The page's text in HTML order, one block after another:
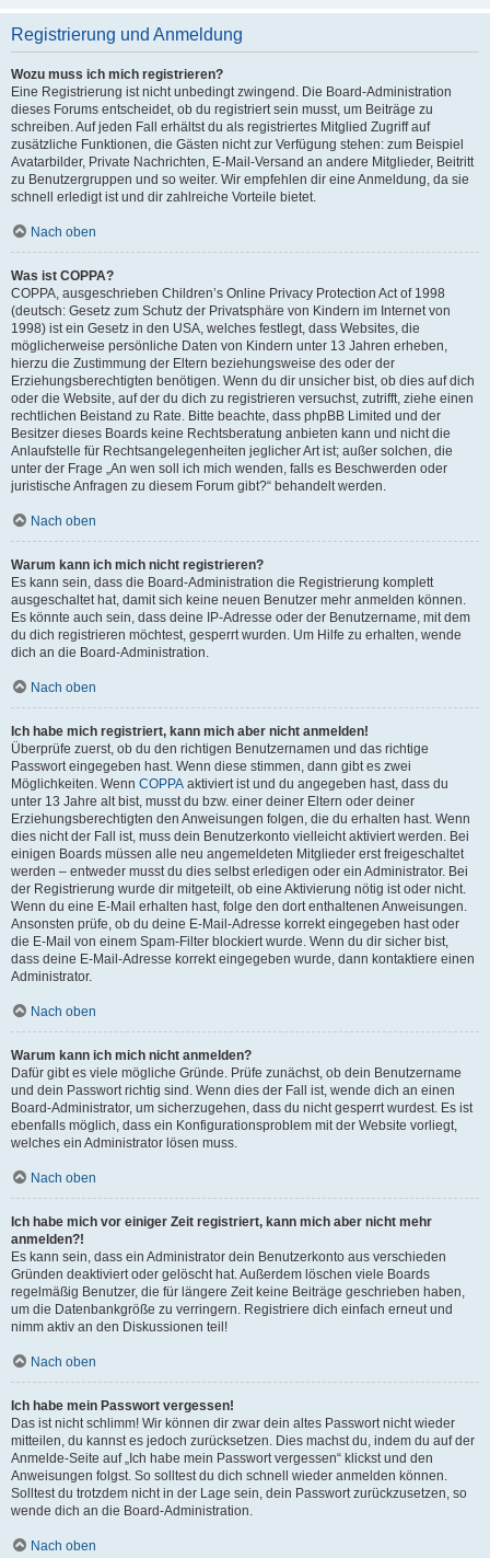
Registrierung und Anmeldung
Wozu muss ich mich registrieren?
Eine Registrierung ist nicht unbedingt zwingend. Die Board-Administration
dieses Forums entscheidet, ob du registriert sein musst, um Beiträge zu
schreiben. Auf jeden Fall erhältst du als registriertes Mitglied Zugriff auf
zusätzliche Funktionen, die Gästen nicht zur Verfügung stehen: zum Beispiel
Avatarbilder, Private Nachrichten, E-Mail-Versand an andere Mitglieder, Beitritt
zu Benutzergruppen und so weiter. Wir empfehlen dir eine Anmeldung, da sie
schnell erledigt ist und dir zahlreiche Vorteile bietet.
Nach oben
Was ist COPPA?
COPPA, ausgeschrieben Children’s Online Privacy Protection Act of 1998
(deutsch: Gesetz zum Schutz der Privatsphäre von Kindern im Internet von
1998) ist ein Gesetz in den USA, welches festlegt, dass Websites, die
möglicherweise persönliche Daten von Kindern unter 13 Jahren erheben,
hierzu die Zustimmung der Eltern beziehungsweise des oder der
Erziehungsberechtigten benötigen. Wenn du dir unsicher bist, ob dies auf dich
oder die Website, auf der du dich zu registrieren versuchst, zutrifft, ziehe einen
rechtlichen Beistand zu Rate. Bitte beachte, dass phpBB Limited und der
Besitzer dieses Boards keine Rechtsberatung anbieten kann und nicht die
Anlaufstelle für Rechtsangelegenheiten jeglicher Art ist; außer solchen, die
unter der Frage „An wen soll ich mich wenden, falls es Beschwerden oder
juristische Anfragen zu diesem Forum gibt?“ behandelt werden.
Nach oben
Warum kann ich mich nicht registrieren?
Es kann sein, dass die Board-Administration die Registrierung komplett
ausgeschaltet hat, damit sich keine neuen Benutzer mehr anmelden können.
Es könnte auch sein, dass deine IP-Adresse oder der Benutzername, mit dem
du dich registrieren möchtest, gesperrt wurden. Um Hilfe zu erhalten, wende
dich an die Board-Administration.
Nach oben
Ich habe mich registriert, kann mich aber nicht anmelden!
Überprüfe zuerst, ob du den richtigen Benutzernamen und das richtige
Passwort eingegeben hast. Wenn diese stimmen, dann gibt es zwei
Möglichkeiten. Wenn COPPA aktiviert ist und du angegeben hast, dass du
unter 13 Jahre alt bist, musst du bzw. einer deiner Eltern oder deiner
Erziehungsberechtigten den Anweisungen folgen, die du erhalten hast. Wenn
dies nicht der Fall ist, muss dein Benutzerkonto vielleicht aktiviert werden. Bei
einigen Boards müssen alle neu angemeldeten Mitglieder erst freigeschaltet
werden – entweder musst du dies selbst erledigen oder ein Administrator. Bei
der Registrierung wurde dir mitgeteilt, ob eine Aktivierung nötig ist oder nicht.
Wenn du eine E-Mail erhalten hast, folge den dort enthaltenen Anweisungen.
Ansonsten prüfe, ob du deine E-Mail-Adresse korrekt eingegeben hast oder
die E-Mail von einem Spam-Filter blockiert wurde. Wenn du dir sicher bist,
dass deine E-Mail-Adresse korrekt eingegeben wurde, dann kontaktiere einen
Administrator.
Nach oben
Warum kann ich mich nicht anmelden?
Dafür gibt es viele mögliche Gründe. Prüfe zunächst, ob dein Benutzername
und dein Passwort richtig sind. Wenn dies der Fall ist, wende dich an einen
Board-Administrator, um sicherzugehen, dass du nicht gesperrt wurdest. Es ist
ebenfalls möglich, dass ein Konfigurationsproblem mit der Website vorliegt,
welches ein Administrator lösen muss.
Nach oben
Ich habe mich vor einiger Zeit registriert, kann mich aber nicht mehr
anmelden?!
Es kann sein, dass ein Administrator dein Benutzerkonto aus verschieden
Gründen deaktiviert oder gelöscht hat. Außerdem löschen viele Boards
regelmäßig Benutzer, die für längere Zeit keine Beiträge geschrieben haben,
um die Datenbankgröße zu verringern. Registriere dich einfach erneut und
nimm aktiv an den Diskussionen teil!
Nach oben
Ich habe mein Passwort vergessen!
Das ist nicht schlimm! Wir können dir zwar dein altes Passwort nicht wieder
mitteilen, du kannst es jedoch zurücksetzen. Dies machst du, indem du auf der
Anmelde-Seite auf „Ich habe mein Passwort vergessen“ klickst und den
Anweisungen folgst. So solltest du dich schnell wieder anmelden können.
Solltest du trotzdem nicht in der Lage sein, dein Passwort zurückzusetzen, so
wende dich an die Board-Administration.
Nach oben